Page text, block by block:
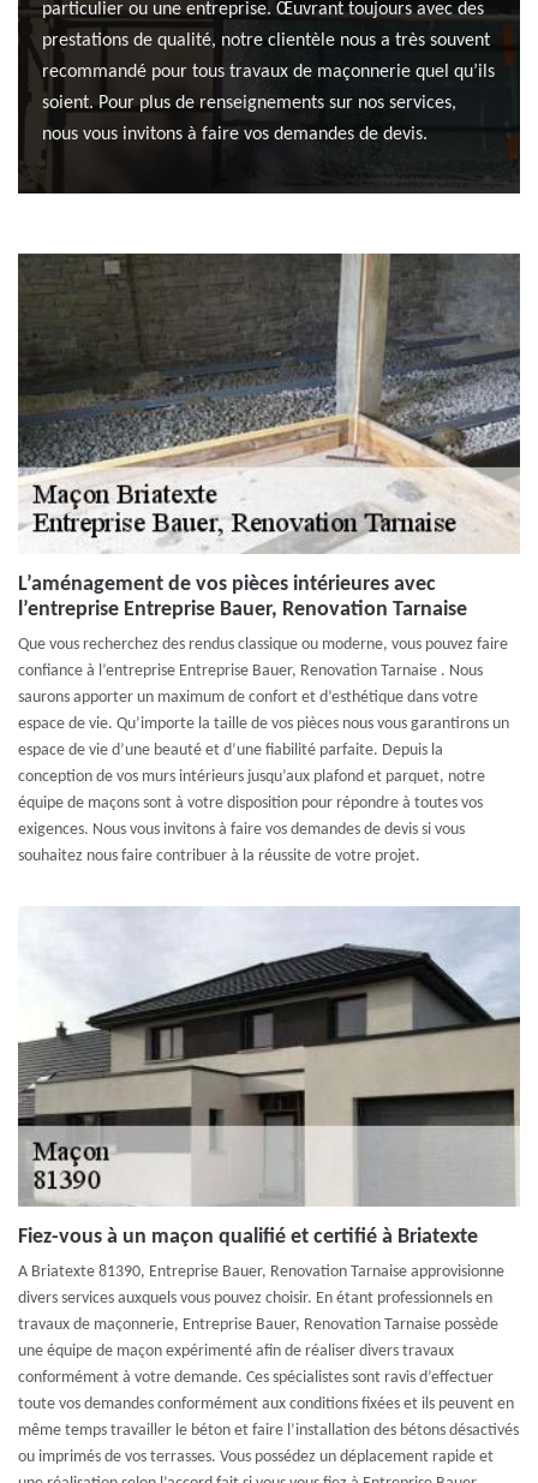
particulier ou une entreprise. Œuvrant toujours avec des
prestations de qualité, notre clientèle nous a très souvent
recommandé pour tous travaux de maçonnerie quel qu’ils
soient. Pour plus de renseignements sur nos services,
nous vous invitons à faire vos demandes de devis.
L’aménagement de vos pièces intérieures avec
l’entreprise Entreprise Bauer, Renovation Tarnaise
Que vous recherchez des rendus classique ou moderne, vous pouvez faire
confiance à l’entreprise Entreprise Bauer, Renovation Tarnaise . Nous
saurons apporter un maximum de confort et d’esthétique dans votre
espace de vie. Qu’importe la taille de vos pièces nous vous garantirons un
espace de vie d’une beauté et d’une fiabilité parfaite. Depuis la
conception de vos murs intérieurs jusqu’aux plafond et parquet, notre
équipe de maçons sont à votre disposition pour répondre à toutes vos
exigences. Nous vous invitons à faire vos demandes de devis si vous
souhaitez nous faire contribuer à la réussite de votre projet.
Fiez-vous à un maçon qualifié et certifié à Briatexte
A Briatexte 81390, Entreprise Bauer, Renovation Tarnaise approvisionne
divers services auxquels vous pouvez choisir. En étant professionnels en
travaux de maçonnerie, Entreprise Bauer, Renovation Tarnaise possède
une équipe de maçon expérimenté afin de réaliser divers travaux
conformément à votre demande. Ces spécialistes sont ravis d’effectuer
toute vos demandes conformément aux conditions fixées et ils peuvent en
même temps travailler le béton et faire l’installation des bétons désactivés
ou imprimés de vos terrasses. Vous possédez un déplacement rapide et